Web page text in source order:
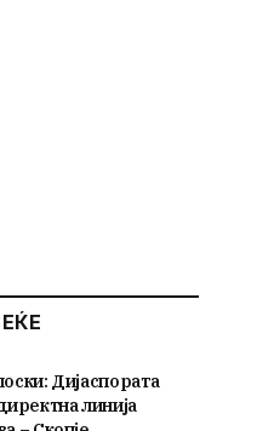
Дијаспората
линија